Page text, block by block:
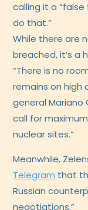
calling it a “false
do that.”
While there are
breached, it’s a
“There is no
remains on high
general Mariano
call for
nuclear sites.”
Meanwhile,
Telegram that
Russian
negotiations.”